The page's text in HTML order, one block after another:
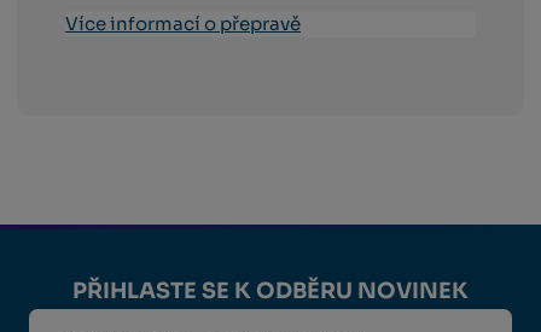
Více informací o přepravě
PŘIHLASTE SE K ODBĚRU NOVINEK